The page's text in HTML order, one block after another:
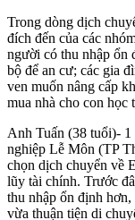
Trong dòng dịch
đích đến của các
người có thu nhập ổn
bộ để an cư; các gia
ven muốn nâng cấp
mua nhà cho con học
Anh Tuấn (38 tuổi)-
nghiệp Lễ Môn (TP
chọn dịch chuyển về
lũy tài chính. Trước
thu nhập ổn định
vừa thuận tiện di